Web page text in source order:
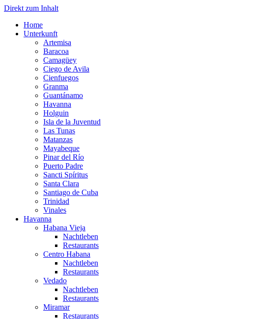
Direkt zum Inhalt
Home
Unterkunft
Artemisa
Baracoa
Camagüey
Ciego de Avila
Cienfuegos
Granma
Guantánamo
Havanna
Holguin
Isla de la Juventud
Las Tunas
Matanzas
Mayabeque
Pinar del Río
Puerto Padre
Sancti Spíritus
Santa Clara
Santiago de Cuba
Trinidad
Vinales
Havanna
Habana Vieja
Nachtleben
Restaurants
Centro Habana
Nachtleben
Restaurants
Vedado
Nachtleben
Restaurants
Miramar
Restaurants